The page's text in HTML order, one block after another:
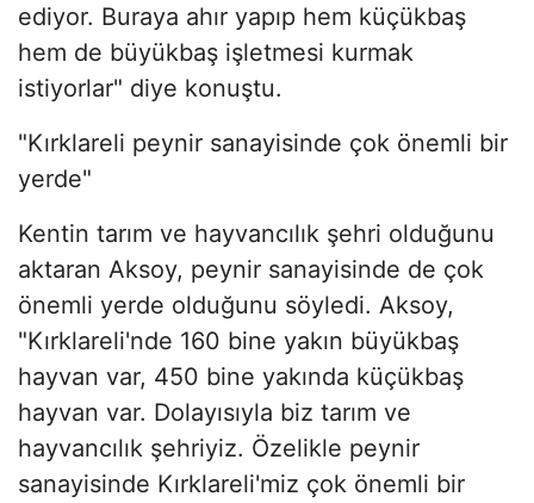
ediyor. Buraya ahır yapıp hem küçükbaş
hem de büyükbaş işletmesi kurmak
istiyorlar" diye konuştu.
"Kırklareli peynir sanayisinde çok önemli bir
yerde"
Kentin tarım ve hayvancılık şehri olduğunu
aktaran Aksoy, peynir sanayisinde de çok
önemli yerde olduğunu söyledi. Aksoy,
"Kırklareli'nde 160 bine yakın büyükbaş
hayvan var, 450 bine yakında küçükbaş
hayvan var. Dolayısıyla biz tarım ve
hayvancılık şehriyiz. Özelikle peynir
sanayisinde Kırklareli'miz çok önemli bir